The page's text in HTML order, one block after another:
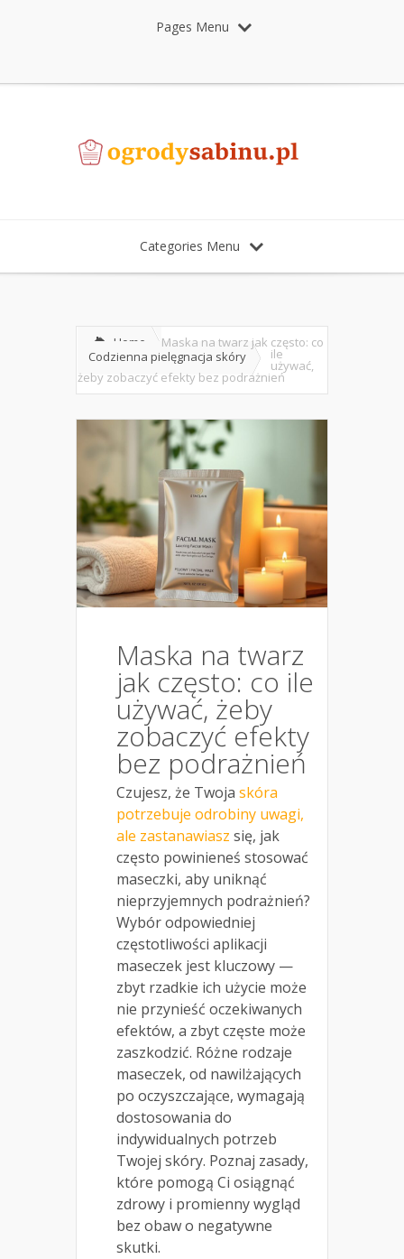
Pages Menu
Categories Menu
Home
Codzienna pielęgnacja skóry
Maska na twarz jak często: co
ile
używać,
żeby zobaczyć efekty bez podrażnień
Maska na twarz
jak często: co ile
używać, żeby
zobaczyć efekty
bez podrażnień
Czujesz, że Twoja skóra
potrzebuje odrobiny uwagi,
ale zastanawiasz się, jak
często powinieneś stosować
maseczki, aby uniknąć
nieprzyjemnych podrażnień?
Wybór odpowiedniej
częstotliwości aplikacji
maseczek jest kluczowy —
zbyt rzadkie ich użycie może
nie przynieść oczekiwanych
efektów, a zbyt częste może
zaszkodzić. Różne rodzaje
maseczek, od nawilżających
po oczyszczające, wymagają
dostosowania do
indywidualnych potrzeb
Twojej skóry. Poznaj zasady,
które pomogą Ci osiągnąć
zdrowy i promienny wygląd
bez obaw o negatywne
skutki.